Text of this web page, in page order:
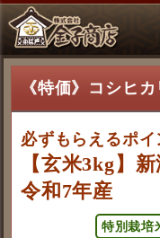
《特価》コシヒ
必ずもらえるポイ
【玄米3kg】
令和7年産
特別栽培